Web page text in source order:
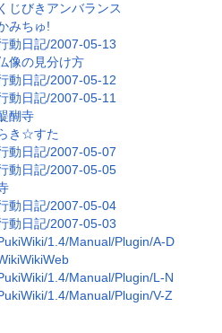
くじびきアンバランス
みちゅ!
動日記/2007-05-13
像の見分け方
動日記/2007-05-12
動日記/2007-05-11
醐寺
き☆すた
動日記/2007-05-07
動日記/2007-05-05
動日記/2007-05-04
動日記/2007-05-03
1.4/Manual/Plugin/A-D
1.4/Manual/Plugin/L-N
1.4/Manual/Plugin/V-Z